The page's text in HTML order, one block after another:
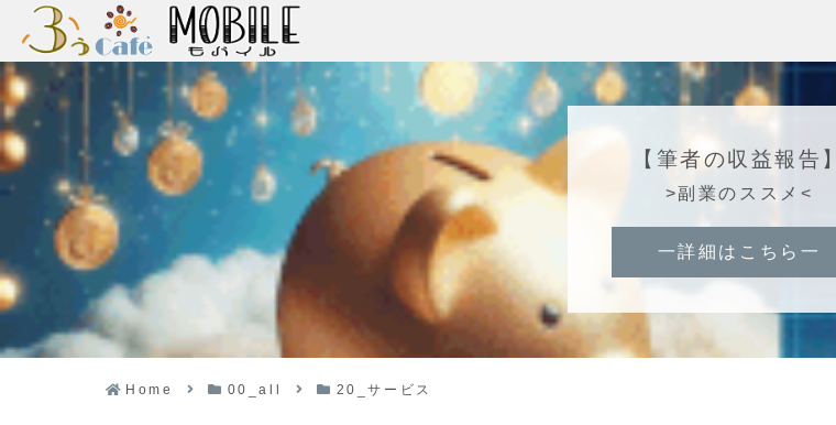
【筆者の収益報告】
>副業のススメ<
一詳細はこちら一
Home 00_all 20_サービス